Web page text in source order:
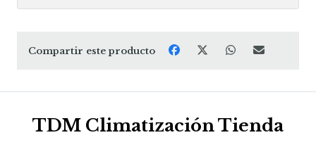
Compartir este producto
TDM Climatización Tienda